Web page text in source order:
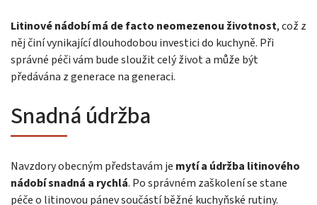
Litinové nádobí má de facto neomezenou životnost, což z
něj činí vynikající dlouhodobou investici do kuchyně. Při
správné péči vám bude sloužit celý život a může být
předávána z generace na generaci.
Snadná údržba
Navzdory obecným představám je mytí a údržba litinového
nádobí snadná a rychlá. Po správném zaškolení se stane
péče o litinovou pánev součástí běžné kuchyňské rutiny.